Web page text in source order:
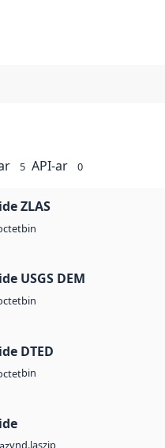
5 API-ar 0
ZLAS
bin
USGS DEM
bin
DTED
bin
vnd.laszip